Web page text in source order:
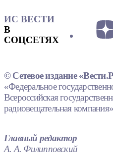
ИС ВЕСТИ
В
СОЦСЕТЯХ
© Сетевое издание
«Федеральное
Всероссийская
радиовещательная
Главный редактор
А. А. Филипповский